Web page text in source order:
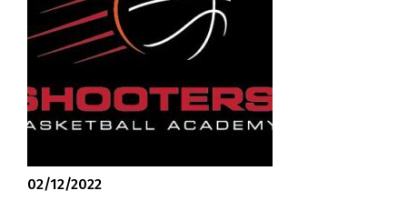
02/12/2022